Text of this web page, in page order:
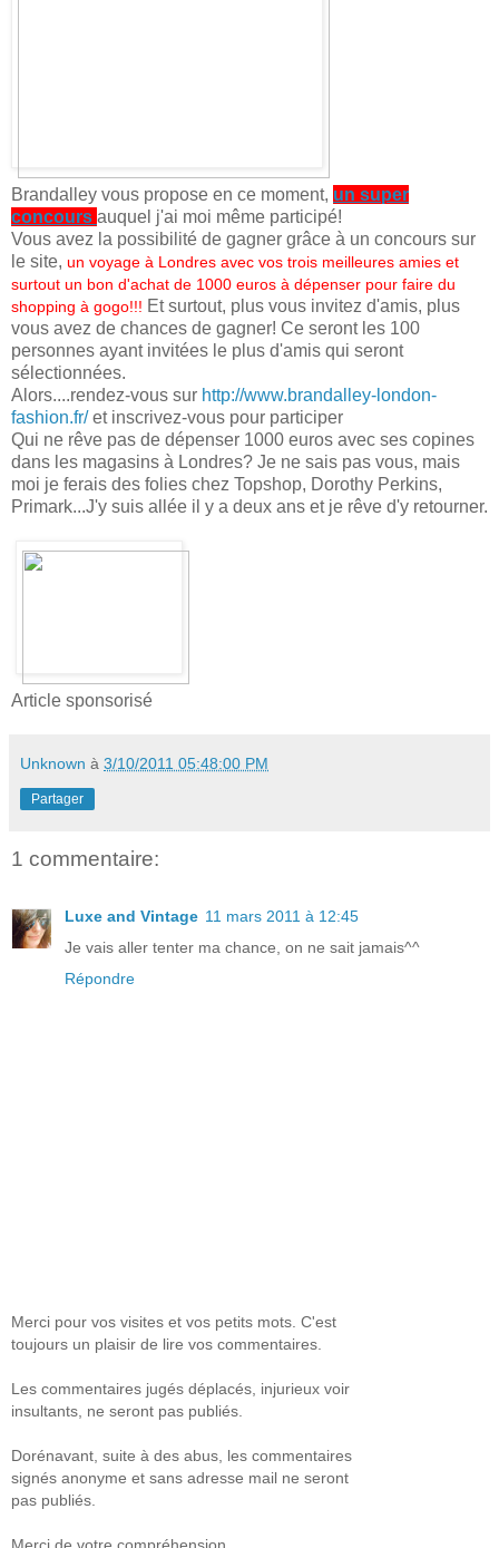
Brandalley vous propose en ce moment, un super
concours auquel j'ai moi même participé!
Vous avez la possibilité de gagner grâce à un concours sur
le site, un voyage à Londres avec vos trois meilleures amies et
surtout un bon d'achat de 1000 euros à dépenser pour faire du
shopping à gogo!!! Et surtout, plus vous invitez d'amis, plus
vous avez de chances de gagner! Ce seront les 100
personnes ayant invitées le plus d'amis qui seront
sélectionnées.
Alors....rendez-vous sur http://www.brandalley-london-
fashion.fr/et inscrivez-vous pour participer
Qui ne rêve pas de dépenser 1000 euros avec ses copines
dans les magasins à Londres? Je ne sais pas vous, mais
moi je ferais des folies chez Topshop, Dorothy Perkins,
Primark...J'y suis allée il y a deux ans et je rêve d'y retourner.
Article sponsorisé
Unknown à 3/10/2011 05:48:00 PM
Partager
1 commentaire:
Luxe and Vintage 11 mars 2011 à 12:45
Je vais aller tenter ma chance, on ne sait jamais^^
Répondre
Merci pour vos visites et vos petits mots. C'est
toujours un plaisir de lire vos commentaires.
Les commentaires jugés déplacés, injurieux voir
insultants, ne seront pas publiés.
Dorénavant, suite à des abus, les commentaires
signés anonyme et sans adresse mail ne seront
pas publiés.
Merci de votre compréhension.